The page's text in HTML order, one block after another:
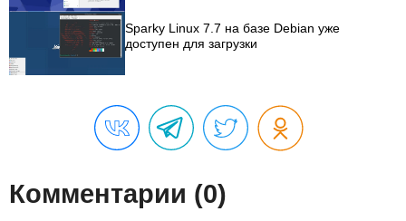
Sparky Linux 7.7 на базе Debian уже
доступен для загрузки
Комментарии (0)